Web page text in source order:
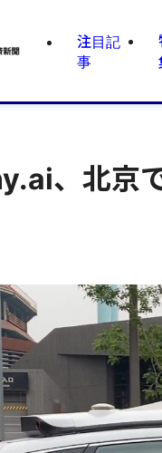
注目記
事
、北京